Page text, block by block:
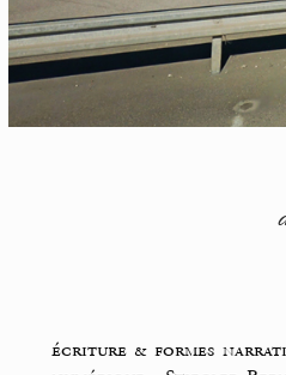
écriture & formes